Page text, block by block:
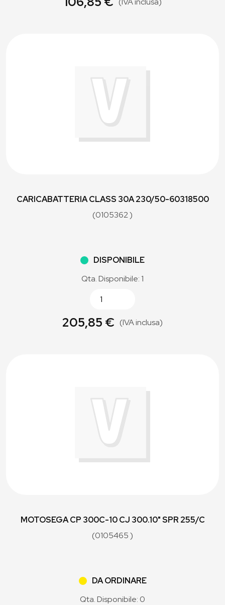
CARICABATTERIA CLASS 30A 230/50-60318500
(0105362 )
DISPONIBILE
Qta. Disponibile: 1
205,85 € (IVA inclusa)
MOTOSEGA CP 300C-10 CJ 300.10" SPR 255/C
(0105465 )
DA ORDINARE
Qta. Disponibile: 0